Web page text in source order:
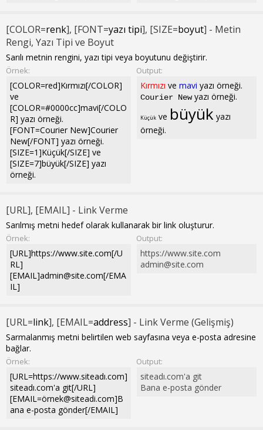
[COLOR=renk], [FONT=yazı tipi], [SIZE=boyut] - Metin
Rengi, Yazı Tipi ve Boyut
Sarılı metnin rengini, yazı tipi veya boyutunu değiştirir.
Örnek:
[COLOR=red]Kırmızı[/COLOR]
ve
[COLOR=#0000cc]mavi[/COLO
R] yazı örneği.
[FONT=Courier New]Courier
New[/FONT] yazı örneği.
[SIZE=1]Küçük[/SIZE] ve
[SIZE=7]büyük[/SIZE] yazı
örneği.
Output:
Kırmızı ve mavi yazı örneği.
Courier Newyazı örneği.
Küçük ve büyük yazı
örneği.
[URL], [EMAIL] - Link Verme
Sarılmış metni hedef olarak kullanarak bir link oluşturur.
Örnek:
[URL]https://www.site.com[/U
RL]
[EMAIL]admin@site.com[/EMA
IL]
Output:
https://www.site.com
admin@site.com
[URL=link], [EMAIL=address] - Link Verme (Gelişmiş)
Sarmalanmış metni belirtilen web sayfasına veya e-posta adresine
bağlar.
Örnek:
[URL=https://www.siteadı.com]
siteadı.com'a git[/URL]
[EMAIL=örnek@siteadi.com]B
ana e-posta gönder[/EMAIL]
Output:
siteadı.com'a git
Bana e-posta gönder